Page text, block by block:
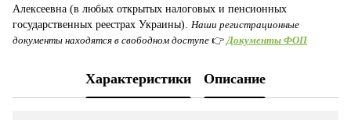
Алексеевна (в любых открытых налоговых и пенсионных
государственных реестрах Украины). Наши регистрационные
документы находятся в свободном доступе 👉 Документы ФОП
Характеристики Описание